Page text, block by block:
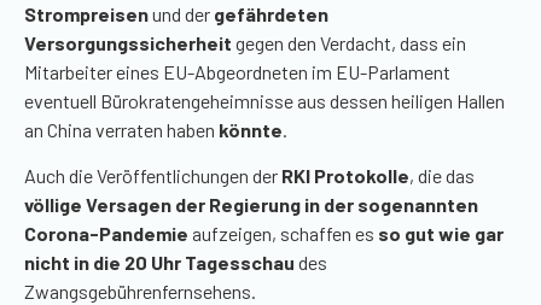
Strompreisenund der gefährdeten
Versorgungssicherheit gegen den Verdacht, dass ein
Mitarbeiter eines EU-Abgeordneten im EU-Parlament
eventuell Bürokratengeheimnisse aus dessen heiligen Hallen
an China verraten haben könnte
Auch die Veröffentlichungen der RKI Protokolle, die das
völlige Versagen der Regierung in der sogenannten
Corona-Pandemie aufzeigen, schaffen es so gut wie gar
nicht in die 20 Uhr Tagesschau des
Zwangsgebührenfernsehens.